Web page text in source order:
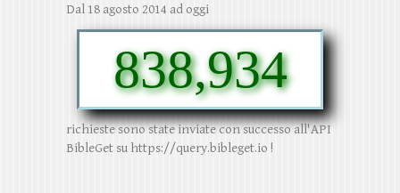
Dal 18 agosto 2014 ad oggi
838,934
richieste sono state inviate con successo all'API
BibleGet su https://query.bibleget.io !